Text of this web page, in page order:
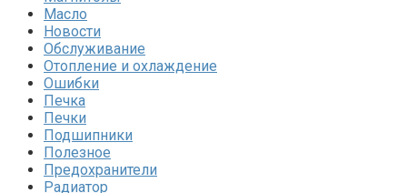
Масло
Новости
Обслуживание
Отопление и охлаждение
Ошибки
Печка
Печки
Подшипники
Полезное
Предохранители
Радиатор